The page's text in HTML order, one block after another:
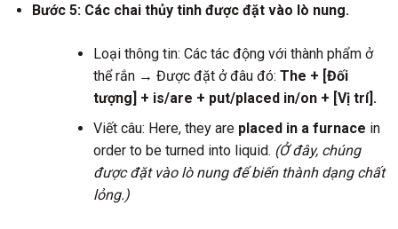
Bước 5: Các chai thủy tinh được đặt vào lò nung.
Loại thông tin: Các tác động với thành phẩm ở
thể rắn → Được đặt ở đâu đó: The + [Đối
tượng] + is/are + put/placed in/on + [Vị trí].
Viết câu: Here, they are placed in a furnace in
order to be turned into liquid. (Ở đây, chúng
được đặt vào lò nung để biến thành dạng chất
lỏng.)